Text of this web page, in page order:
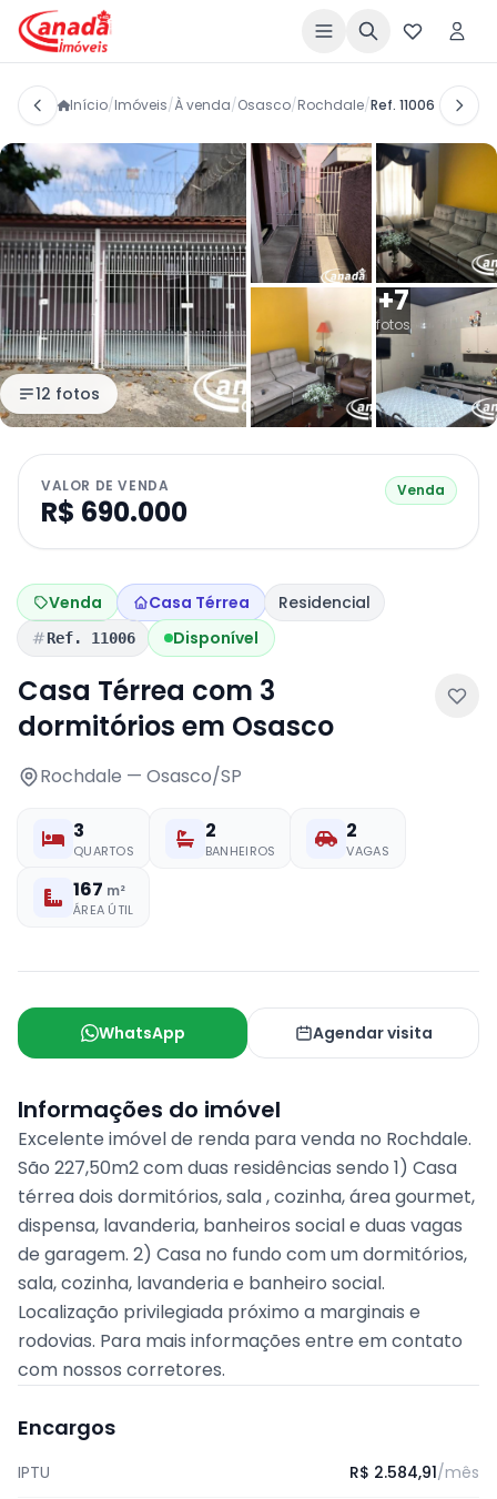
Início/Imóveis/À venda/Osasco/Rochdale/Ref. 11006
+7
fotos
12 fotos
VALOR DE VENDA
R$ 690.000
Venda
Venda Casa Térrea Residencial
Ref. 11006 Disponível
Casa Térrea com 3
dormitórios em Osasco
Rochdale — Osasco/SP
3
QUARTOS
2
BANHEIROS
2
VAGAS
167 m²
ÁREA ÚTIL
WhatsApp Agendar visita
Informações do imóvel
Excelente imóvel de renda para venda no Rochdale.
São 227,50m2 com duas residências sendo 1) Casa
térrea dois dormitórios, sala , cozinha, área gourmet,
dispensa, lavanderia, banheiros social e duas vagas
de garagem. 2) Casa no fundo com um dormitórios,
sala, cozinha, lavanderia e banheiro social.
Localização privilegiada próximo a marginais e
rodovias. Para mais informações entre em contato
com nossos corretores.
Encargos
IPTU R$ 2.584,91/mês